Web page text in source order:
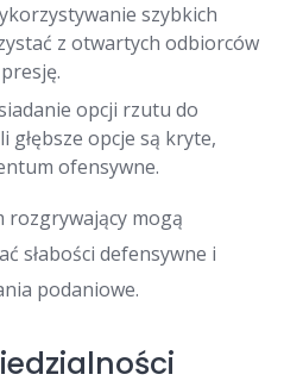
szybkich
z otwartych odbiorców
opcji rzutu do
głębsze opcje są kryte,
ofensywne.
mogą
słabości defensywne i
podaniowe.